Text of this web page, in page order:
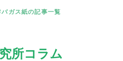
バガス紙の記事一覧
所コラム